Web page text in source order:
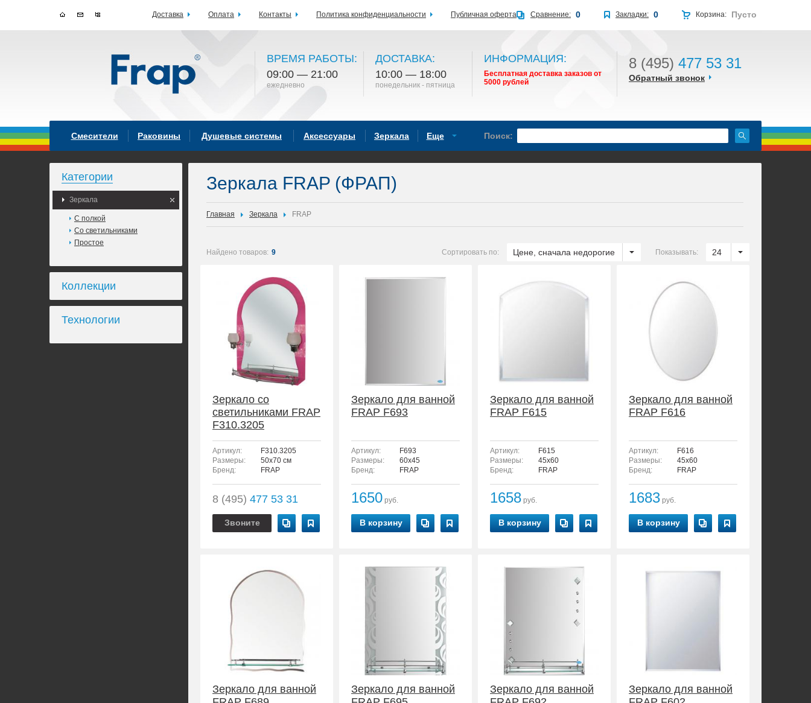
ВРЕМЯ РАБОТЫ:
09:00 — 21:00
ежедневно
ДОСТАВКА:
10:00 — 18:00
понедельник - пятница
ИНФОРМАЦИЯ:
Бесплатная доставка заказов от
5000 рублей
8 (495) 477 53 31
Обратный звонок
Смесители Раковины Душевые системы Аксессуары Зеркала Еще Поиск:
Категории
Зеркала
С полкой
Со светильниками
Простое
Коллекции
Технологии
Зеркала FRAP (ФРАП)
Главная Зеркала FRAP
Найдено товаров: 9 Показывать: 24
Сортировать по: Цене, сначала недорогие
Зеркало со
светильниками FRAP
F310.3205
Артикул:
F310.3205
Размеры:
50x70 см
Бренд:
FRAP
8 (495) 477 53 31
Звоните
Зеркало для ванной
FRAP F693
Артикул:
F693
Размеры:
60х45
Бренд:
FRAP
1650 руб.
В корзину
Зеркало для ванной
FRAP F615
Артикул:
F615
Размеры:
45x60
Бренд:
FRAP
1658 руб.
В корзину
Зеркало для ванной
FRAP F616
Артикул:
F616
Размеры:
45x60
Бренд:
FRAP
1683 руб.
В корзину
Зеркало для ванной
Зеркало для ванной
Зеркало для ванной
Зеркало для ванной
Доставка Оплата Контакты Политика конфиденциальности Публичная оферта Корзина: Пусто
Закладки: 0
Сравнение: 0